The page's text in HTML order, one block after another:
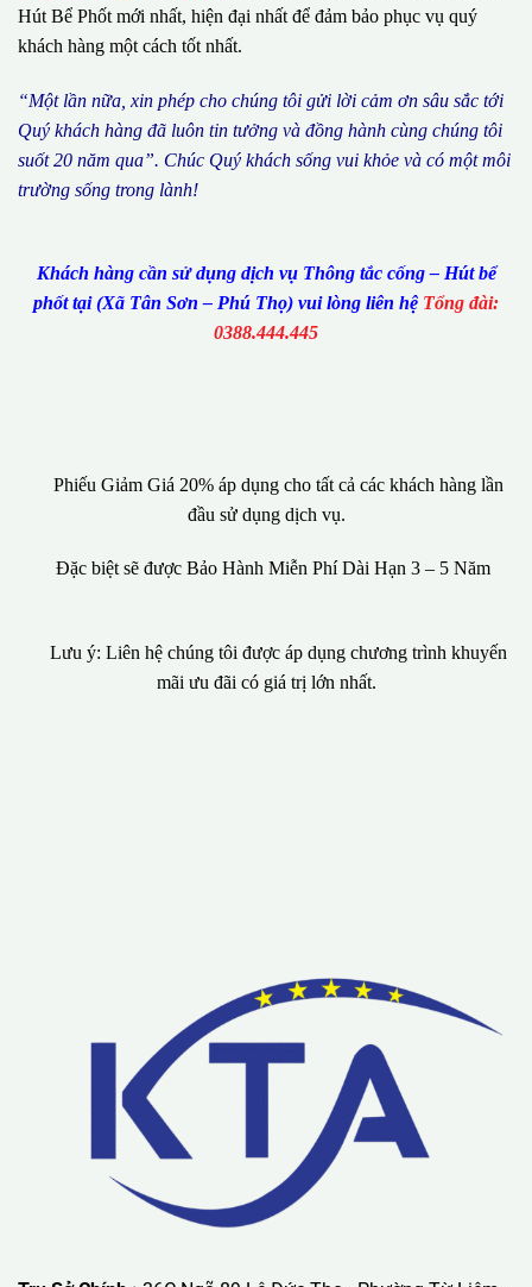
Hút Bể Phốt mới nhất, hiện đại nhất để đảm bảo phục vụ quý
khách hàng một cách tốt nhất.
“Một lần nữa, xin phép cho chúng tôi gửi lời cảm ơn sâu sắc tới
Quý khách hàng đã luôn tin tưởng và đồng hành cùng chúng tôi
suốt 20 năm qua”. Chúc Quý khách sống vui khỏe và có một môi
trường sống trong lành!
Khách hàng cần sử dụng dịch vụ Thông tắc cống – Hút bể
phốt tại (Xã Tân Sơn – Phú Thọ) vui lòng liên hệ Tổng đài:
0388.444.445
Lưu ý: Liên hệ chúng tôi được áp dụng chương trình khuyến
mãi ưu đãi có giá trị lớn nhất.